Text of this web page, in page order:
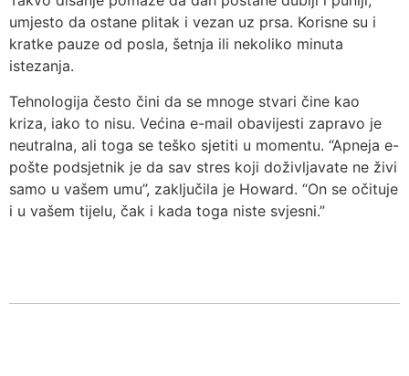
umjesto da ostane plitak i vezan uz prsa. Korisne su i
kratke pauze od posla, šetnja ili nekoliko minuta
istezanja.
Tehnologija često čini da se mnoge stvari čine kao
kriza, iako to nisu. Većina e-mail obavijesti zapravo je
neutralna, ali toga se teško sjetiti u momentu. “Apneja e-
pošte podsjetnik je da sav stres koji doživljavate ne živi
samo u vašem umu”, zaključila je Howard. “On se očituje
i u vašem tijelu, čak i kada toga niste svjesni.”